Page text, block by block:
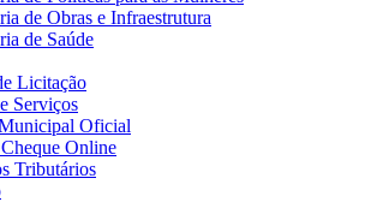
de Obras e Infraestrutura
de Saúde
Licitação
Serviços
Oficial
Online
Tributários